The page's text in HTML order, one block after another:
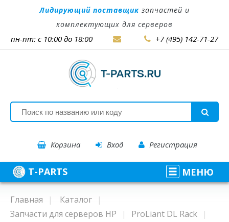
Лидирующий поставщик запчастей и
комплектующих для серверов
пн-пт: с 10:00 до 18:00 +7 (495) 142-71-27
Корзина Вход Регистрация
T-PARTS МЕНЮ
Главная
Каталог
Запчасти для серверов HP
ProLiant DL Rack